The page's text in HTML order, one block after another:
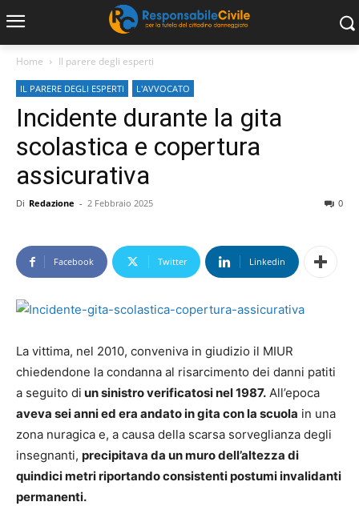
Home Il parere degli esperti
IL PARERE DEGLI ESPERTI L'AVVOCATO
Incidente durante la gita
scolastica e copertura
assicurativa
Di Redazione - 2 Febbraio 2025 0
Facebook Twitter Linkedin
La vittima, nel 2010, conveniva in giudizio il MIUR
chiedendone la condanna al risarcimento dei danni patiti
a seguito di un sinistro verificatosi nel 1987. All’epoca
aveva sei anni ed era andato in gita con la scuola in una
zona nuragica e, a causa della scarsa sorveglianza degli
insegnanti, precipitava da un muro dell’altezza di
quindici metri riportando consistenti postumi invalidanti
permanenti.